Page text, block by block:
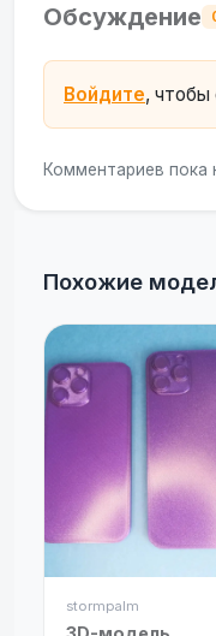
Обсуждение
Войдите, чтобы
Комментариев пока
Похожие
stormpalm